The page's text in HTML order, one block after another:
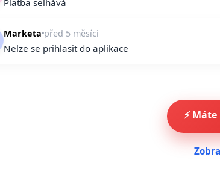
Marketa před 5 měsíci
Nelze se prihlasit do aplikace
⚡